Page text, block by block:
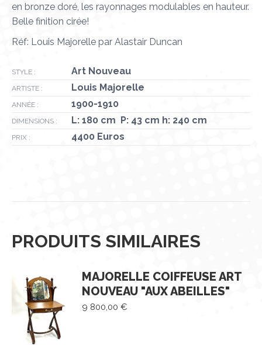
en bronze doré, les rayonnages modulables en hauteur.
Belle finition cirée!
Réf: Louis Majorelle par Alastair Duncan
STYLE : Art Nouveau
ARTISTE : Louis Majorelle
ANNÉE : 1900-1910
DIMENSIONS : L: 180 cm P: 43 cm h: 240 cm
PRIX : 4400 Euros
PRODUITS SIMILAIRES
MAJORELLE COIFFEUSE ART
NOUVEAU "AUX ABEILLES"
9 800,00 €